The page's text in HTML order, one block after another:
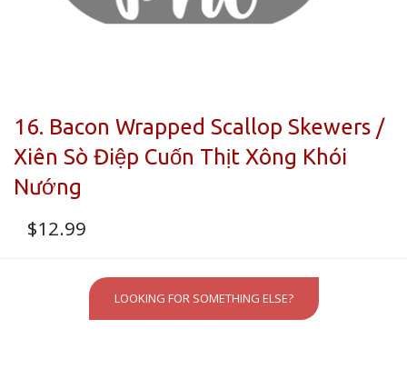
16. Bacon Wrapped Scallop Skewers /
Xiên Sò Điệp Cuốn Thịt Xông Khói
Nướng
$12.99
LOOKING FOR SOMETHING ELSE?